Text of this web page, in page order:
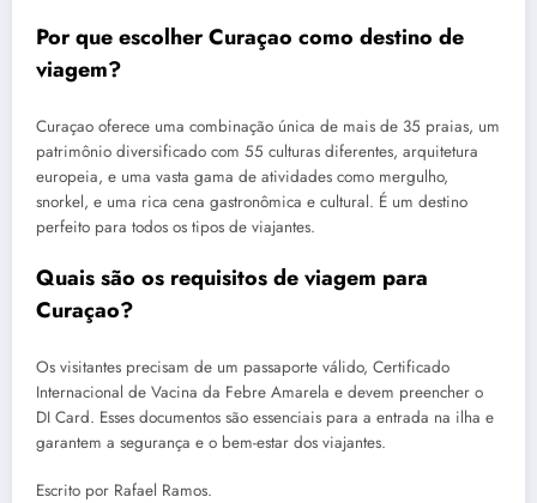
Por que escolher Curaçao como destino de
viagem?
Curaçao oferece uma combinação única de mais de 35 praias, um
patrimônio diversificado com 55 culturas diferentes, arquitetura
europeia, e uma vasta gama de atividades como mergulho,
snorkel, e uma rica cena gastronômica e cultural. É um destino
perfeito para todos os tipos de viajantes.
Quais são os requisitos de viagem para
Curaçao?
Os visitantes precisam de um passaporte válido, Certificado
Internacional de Vacina da Febre Amarela e devem preencher o
DI Card. Esses documentos são essenciais para a entrada na ilha e
garantem a segurança e o bem-estar dos viajantes.
Escrito por Rafael Ramos.